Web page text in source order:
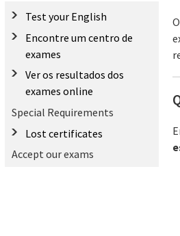
Test your English
Encontre um centro de
exames
Ver os resultados dos
exames online
Special Requirements
Lost certificates
Accept our exams